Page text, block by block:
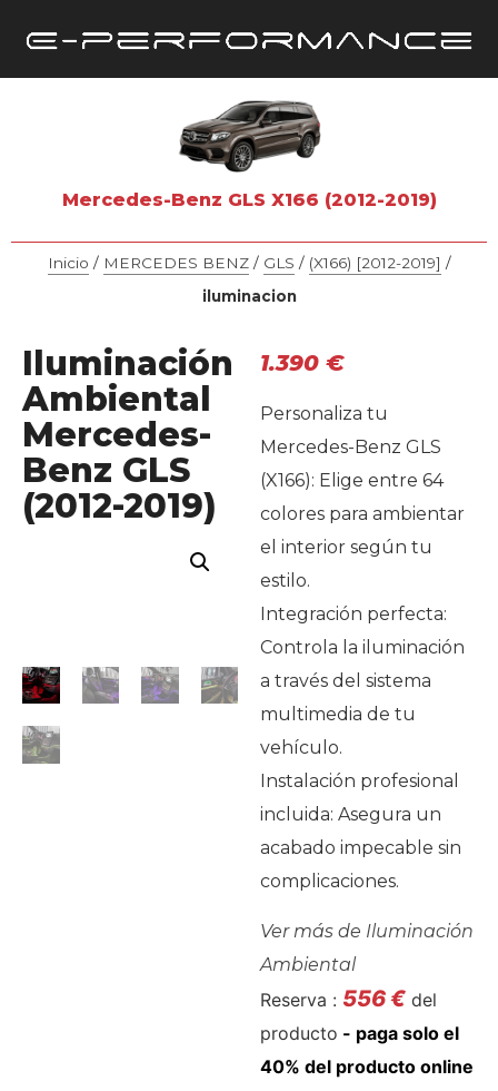
Mercedes-Benz GLS X166 (2012-2019)
Inicio / MERCEDES BENZ/ GLS / (X166) [2012-2019] /
iluminacion
Iluminación
Ambiental
Mercedes-
Benz GLS
(2012-2019)
1.390 €
Personaliza tu
Mercedes-Benz GLS
(X166): Elige entre 64
colores para ambientar
el interior según tu
estilo.
Integración perfecta:
Controla la iluminación
a través del sistema
multimedia de tu
vehículo.
Instalación profesional
incluida: Asegura un
acabado impecable sin
complicaciones.
Ver más de Iluminación
Ambiental
Reserva : 556€ del
producto